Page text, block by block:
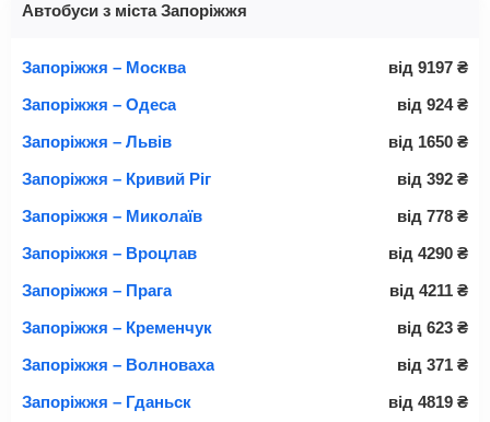
Автобуси з міста Запоріжжя
Запоріжжя – Москва від 9197 ₴
Запоріжжя – Одеса
від 924 ₴
Запоріжжя – Львів
від 1650 ₴
Запоріжжя – Кривий Ріг
від 392 ₴
Запоріжжя – Миколаїв
від 778 ₴
Запоріжжя – Вроцлав
від 4290 ₴
Запоріжжя – Прага
від 4211 ₴
Запоріжжя – Кременчук
від 623 ₴
Запоріжжя – Волноваха
від 371 ₴
Запоріжжя – Гданьск
від 4819 ₴